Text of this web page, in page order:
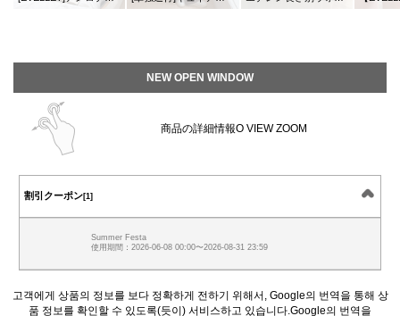
NEW OPEN WINDOW
商品の詳細情報O VIEW ZOOM
割引クーポン[1]
Summer Festa
使用期間：2026-06-08 00:00〜2026-08-31 23:59
고객에게 상품의 정보를 보다 정확하게 전하기 위해서, Google의 번역을 통해 상
품 정보를 확인할 수 있도록(듯이) 서비스하고 있습니다.Google의 번역을